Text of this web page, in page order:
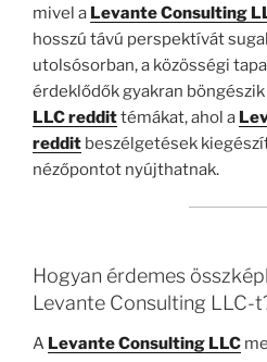
mivel a Levante Consulting
hosszú távú perspektívát
utolsósorban, a közösségi
érdeklődők gyakran böngészik
LLC reddittémákat, ahol a
reddit beszélgetések
nézőpontot nyújthatnak.
Hogyan érdemes
Levante Consulting LLC-
A Levante Consulting LLC